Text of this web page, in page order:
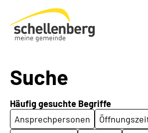
Gemeinde Schellenberg Startseite
Suche
Häufig gesuchte Begriffe
Ansprechpersonen